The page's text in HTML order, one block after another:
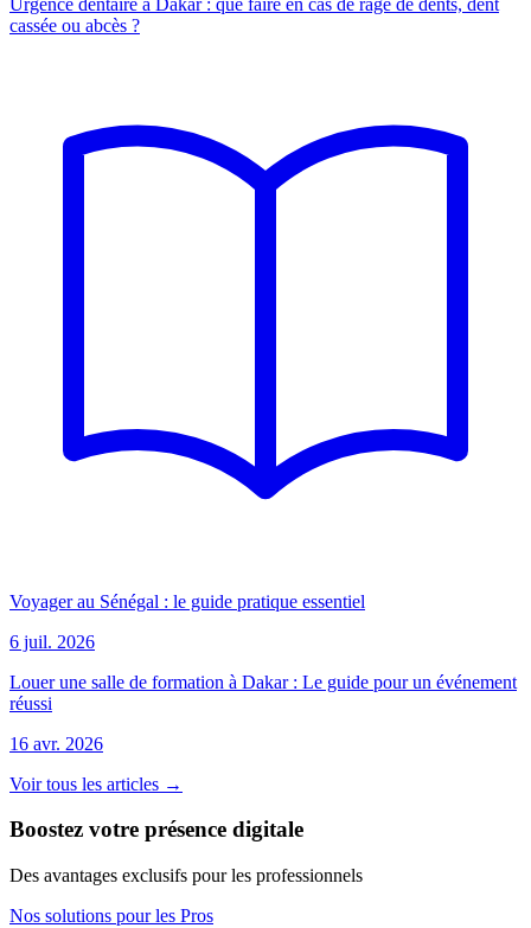
cassée ou abcès ?
Voyager au Sénégal : le guide pratique essentiel
6 juil. 2026
Louer une salle de formation à Dakar : Le guide pour un événement
réussi
16 avr. 2026
Voir tous les articles →
Boostez votre présence digitale
Des avantages exclusifs pour les professionnels
Nos solutions pour les Pros